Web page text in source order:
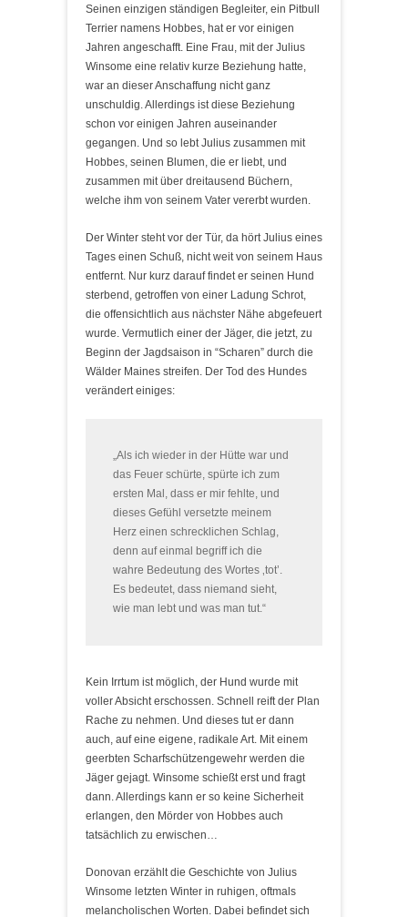
Seinen einzigen ständigen Begleiter, ein Pitbull
Terrier namens Hobbes, hat er vor einigen
Jahren angeschafft. Eine Frau, mit der Julius
Winsome eine relativ kurze Beziehung hatte,
war an dieser Anschaffung nicht ganz
unschuldig. Allerdings ist diese Beziehung
schon vor einigen Jahren auseinander
gegangen. Und so lebt Julius zusammen mit
Hobbes, seinen Blumen, die er liebt, und
zusammen mit über dreitausend Büchern,
welche ihm von seinem Vater vererbt wurden.
Der Winter steht vor der Tür, da hört Julius eines
Tages einen Schuß, nicht weit von seinem Haus
entfernt. Nur kurz darauf findet er seinen Hund
sterbend, getroffen von einer Ladung Schrot,
die offensichtlich aus nächster Nähe abgefeuert
wurde. Vermutlich einer der Jäger, die jetzt, zu
Beginn der Jagdsaison in “Scharen” durch die
Wälder Maines streifen. Der Tod des Hundes
verändert einiges:
„Als ich wieder in der Hütte war und
das Feuer schürte, spürte ich zum
ersten Mal, dass er mir fehlte, und
dieses Gefühl versetzte meinem
Herz einen schrecklichen Schlag,
denn auf einmal begriff ich die
wahre Bedeutung des Wortes ‚tot’.
Es bedeutet, dass niemand sieht,
wie man lebt und was man tut.“
Kein Irrtum ist möglich, der Hund wurde mit
voller Absicht erschossen. Schnell reift der Plan
Rache zu nehmen. Und dieses tut er dann
auch, auf eine eigene, radikale Art. Mit einem
geerbten Scharfschützengewehr werden die
Jäger gejagt. Winsome schießt erst und fragt
dann. Allerdings kann er so keine Sicherheit
erlangen, den Mörder von Hobbes auch
tatsächlich zu erwischen…
Donovan erzählt die Geschichte von Julius
Winsome letzten Winter in ruhigen, oftmals
melancholischen Worten. Dabei befindet sich